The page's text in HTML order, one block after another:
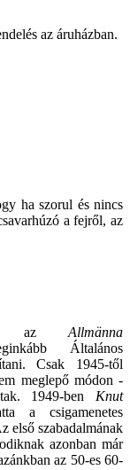
az áruházban.
ha szorul és nincs
a fejről, az
az Allmänna
Általános
Csak 1945-től
meglepő módon -
1949-ben Knut
a csigamenetes
első szabadalmának
azonban már
az 50-es 60-